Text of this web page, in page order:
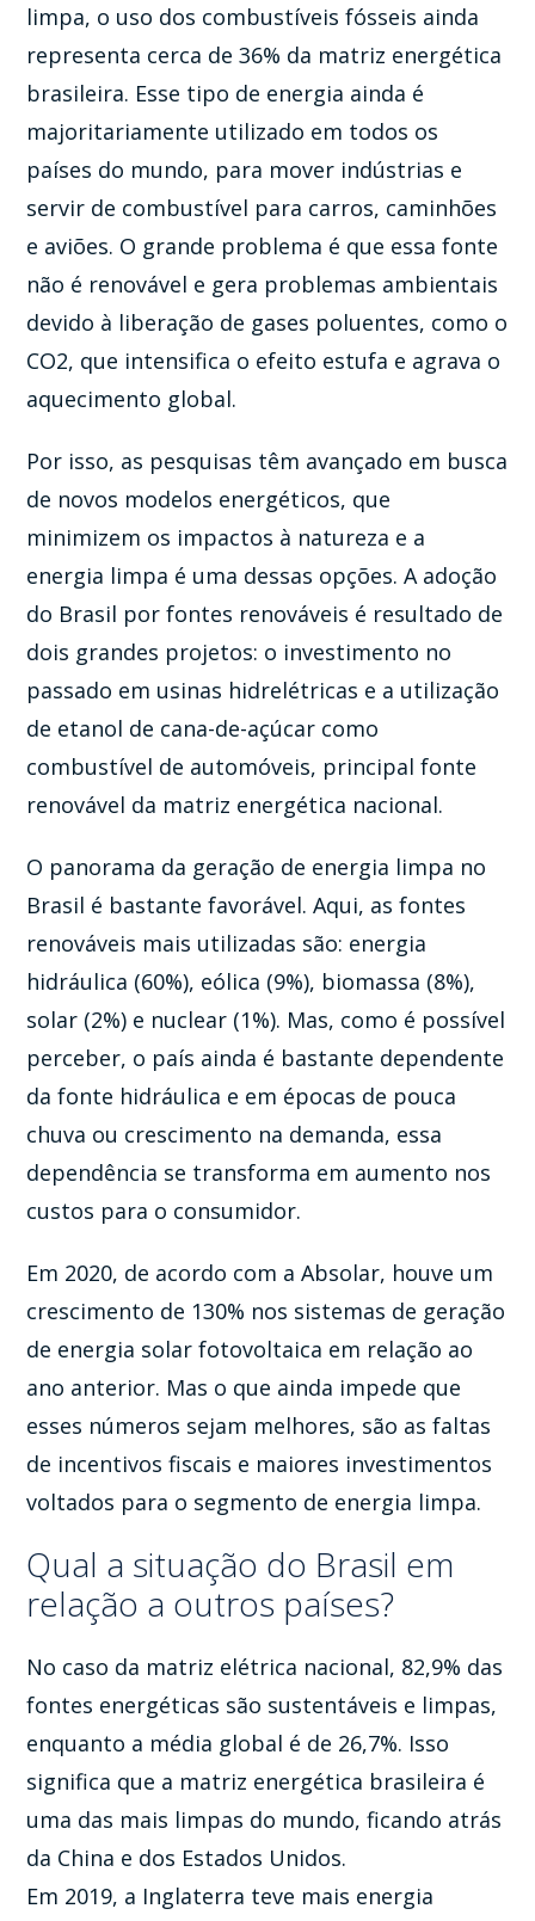
limpa, o uso dos combustíveis fósseis ainda
representa cerca de 36% da matriz energética
brasileira. Esse tipo de energia ainda é
majoritariamente utilizado em todos os
países do mundo, para mover indústrias e
servir de combustível para carros, caminhões
e aviões. O grande problema é que essa fonte
não é renovável e gera problemas ambientais
devido à liberação de gases poluentes, como o
CO2, que intensifica o efeito estufa e agrava o
aquecimento global.
Por isso, as pesquisas têm avançado em busca
de novos modelos energéticos, que
minimizem os impactos à natureza e a
energia limpa é uma dessas opções. A adoção
do Brasil por fontes renováveis é resultado de
dois grandes projetos: o investimento no
passado em usinas hidrelétricas e a utilização
de etanol de cana-de-açúcar como
combustível de automóveis, principal fonte
renovável da matriz energética nacional.
O panorama da geração de energia limpa no
Brasil é bastante favorável. Aqui, as fontes
renováveis mais utilizadas são: energia
hidráulica (60%), eólica (9%), biomassa (8%),
solar (2%) e nuclear (1%). Mas, como é possível
perceber, o país ainda é bastante dependente
da fonte hidráulica e em épocas de pouca
chuva ou crescimento na demanda, essa
dependência se transforma em aumento nos
custos para o consumidor.
Em 2020, de acordo com a Absolar, houve um
crescimento de 130% nos sistemas de geração
de energia solar fotovoltaica em relação ao
ano anterior. Mas o que ainda impede que
esses números sejam melhores, são as faltas
de incentivos fiscais e maiores investimentos
voltados para o segmento de energia limpa.
Qual a situação do Brasil em
relação a outros países?
No caso da matriz elétrica nacional, 82,9% das
fontes energéticas são sustentáveis e limpas,
enquanto a média global é de 26,7%. Isso
significa que a matriz energética brasileira é
uma das mais limpas do mundo, ficando atrás
da China e dos Estados Unidos.
Em 2019, a Inglaterra teve mais energia